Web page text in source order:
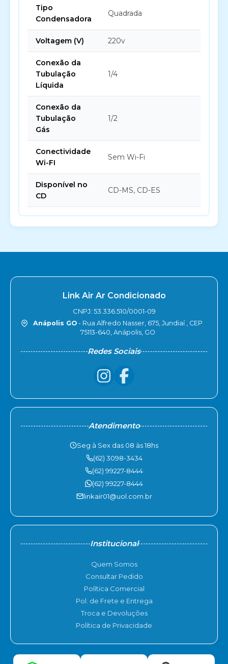
Tipo
Condensadora
Quadrada
Voltagem (V) 220v
Conexão da
Tubulação
Líquida
1/4
Conexão da
Tubulação
Gás
1/2
Conectividade
Wi-FI
Sem Wi-Fi
Disponível no
CD
CD-MS, CD-ES
Link Air Ar Condicionado
CNPJ: 53.336.510/0001-09
Anápolis GO- Rua Alfredo Nasser, 675, Jundiaí , CEP
75113-640, Anápolis, GO
Redes Sociais
Atendimento
Seg à Sex das 08 às 18hs
(62) 3098-3434
(62) 99227-8444
(62) 99227-8444
linkair01@uol.com.br
Institucional
Quem Somos
Consultar Pedido
Política Comercial
Pol. de Frete e Entrega
Troca e Devoluções
Política de Privacidade